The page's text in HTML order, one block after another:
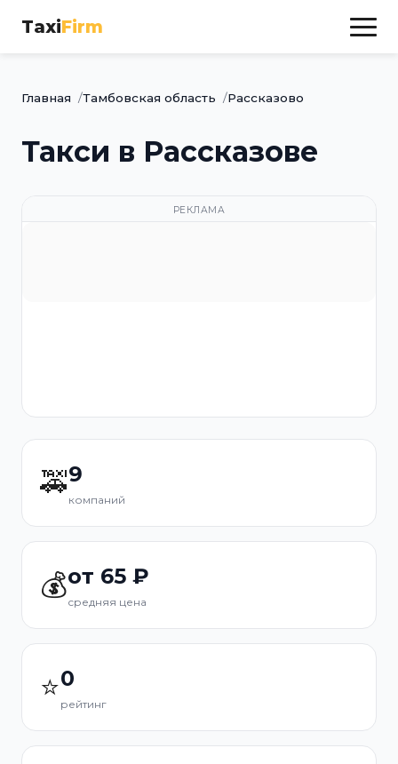
TaxiFirm
Главная Тамбовская область Рассказово
Такси в Рассказове
РЕКЛАМА
🚕9
компаний
💰от 65 ₽
средняя цена
⭐0
рейтинг